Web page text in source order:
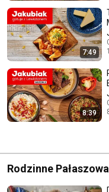
7:49
8:39
Rodzinne